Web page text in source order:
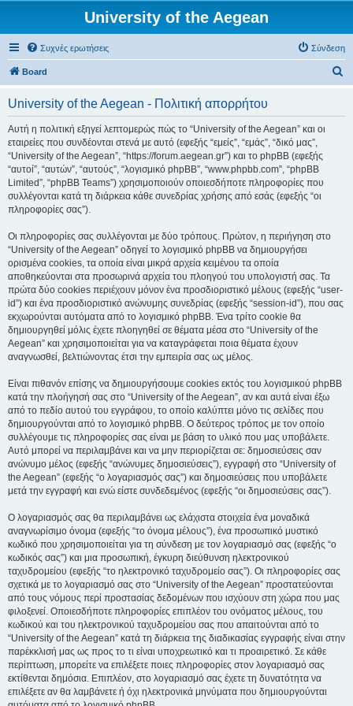
University of the Aegean
Συχνές ερωτήσεις Σύνδεση
Board
University of the Aegean - Πολιτική απορρήτου
Αυτή η πολιτική εξηγεί λεπτομερώς πώς το “University of the Aegean” και οι
εταιρείες που συνδέονται στενά με αυτό (εφεξής “εμείς”, “εμάς”, “δικό μας”,
“University of the Aegean”, “https://forum.aegean.gr”) και το phpBB (εφεξής
“αυτοί”, “αυτών”, “αυτούς”, “λογισμικό phpBB”, “www.phpbb.com”, “phpBB
Limited”, “phpBB Teams”) χρησιμοποιούν οποιεσδήποτε πληροφορίες που
συλλέγονται κατά τη διάρκεια κάθε συνεδρίας χρήσης από εσάς (εφεξής “οι
πληροφορίες σας”).
Οι πληροφορίες σας συλλέγονται με δύο τρόπους. Πρώτον, η περιήγηση στο
“University of the Aegean” οδηγεί το λογισμικό phpBB να δημιουργήσει
ορισμένα cookies, τα οποία είναι μικρά αρχεία κειμένου τα οποία
αποθηκεύονται στα προσωρινά αρχεία του πλοηγού του υπολογιστή σας. Τα
πρώτα δύο cookies περιέχουν μόνον ένα προσδιοριστικό μέλους (εφεξής “user-
id”) και ένα προσδιοριστικό ανώνυμης συνεδρίας (εφεξής “session-id”), που σας
εκχωρούνται αυτόματα από το λογισμικό phpBB. Ένα τρίτο cookie θα
δημιουργηθεί μόλις έχετε πλοηγηθεί σε θέματα μέσα στο “University of the
Aegean” και χρησιμοποιείται για να καταγράφεται ποια θέματα έχουν
αναγνωσθεί, βελτιώνοντας έτσι την εμπειρία σας ως μέλος.
Είναι πιθανόν επίσης να δημιουργήσουμε cookies εκτός του λογισμικού phpBB
κατά την πλοήγησή σας στο “University of the Aegean”, αν και αυτά είναι έξω
από το πεδίο αυτού του εγγράφου, το οποίο καλύπτει μόνο τις σελίδες που
δημιουργούνται από το λογισμικό phpBB. Ο δεύτερος τρόπος με τον οποίο
συλλέγουμε τις πληροφορίες σας είναι με βάση το υλικό που μας υποβάλετε.
Αυτό μπορεί να περιλαμβάνει και να μην περιορίζεται σε: δημοσιεύσεις σαν
ανώνυμο μέλος (εφεξής “ανώνυμες δημοσιεύσεις”), εγγραφή στο “University of
the Aegean” (εφεξής “ο λογαριασμός σας”) και δημοσιεύσεις που υποβάλετε
μετά την εγγραφή και ενώ είστε συνδεδεμένος (εφεξής “οι δημοσιεύσεις σας”).
Ο λογαριασμός σας θα περιλαμβάνει ως ελάχιστα στοιχεία ένα μοναδικά
αναγνωρίσιμο όνομα (εφεξής “το όνομα μέλους”), ένα προσωπικό μυστικό
κωδικό που χρησιμοποιείται για τη σύνδεση με τον λογαριασμό σας (εφεξής “ο
κωδικός σας”) και μια προσωπική, έγκυρη διεύθυνση ηλεκτρονικού
ταχυδρομείου (εφεξής “το ηλεκτρονικό ταχυδρομείο σας”). Οι πληροφορίες σας
σχετικά με το λογαριασμό σας στο “University of the Aegean” προστατεύονται
από τους νόμους περί προστασίας δεδομένων που ισχύουν στη χώρα που μας
φιλοξενεί. Οποιεσδήποτε πληροφορίες επιπλέον του ονόματος μέλους, του
κωδικού και του ηλεκτρονικού ταχυδρομείου σας που απαιτούνται από το
“University of the Aegean” κατά τη διάρκεια της διαδικασίας εγγραφής είναι στην
παρέκκλισή μας ως προς το τι είναι υποχρεωτικό και τι προαιρετικό. Σε κάθε
περίπτωση, μπορείτε να επιλέξετε ποιες πληροφορίες στον λογαριασμό σας
εκτίθενται δημόσια. Επιπλέον, στο λογαριασμό σας έχετε τη δυνατότητα να
επιλέξετε αν θα λαμβάνετε ή όχι ηλεκτρονικά μηνύματα που δημιουργούνται